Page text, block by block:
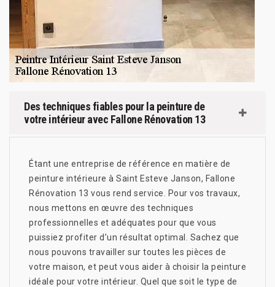
Des techniques fiables pour la peinture de
votre intérieur avec Fallone Rénovation 13
Étant une entreprise de référence en matière de
peinture intérieure à Saint Esteve Janson, Fallone
Rénovation 13 vous rend service. Pour vos travaux,
nous mettons en œuvre des techniques
professionnelles et adéquates pour que vous
puissiez profiter d’un résultat optimal. Sachez que
nous pouvons travailler sur toutes les pièces de
votre maison, et peut vous aider à choisir la peinture
idéale pour votre intérieur. Quel que soit le type de